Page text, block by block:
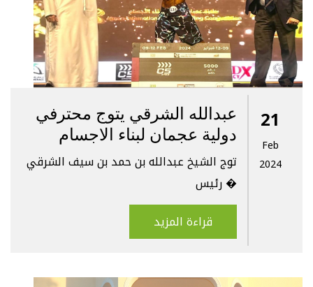
عبدالله الشرقي يتوج محترفي
دولية عجمان لبناء الاجسام
توج الشيخ عبدالله بن حمد بن سيف الشرقي
رئيس �
قراءة المزيد
21
Feb
2024